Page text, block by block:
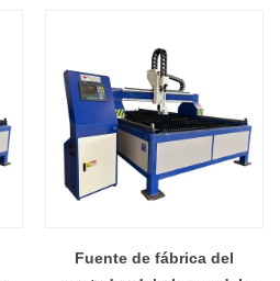
Fuente de fábrica del